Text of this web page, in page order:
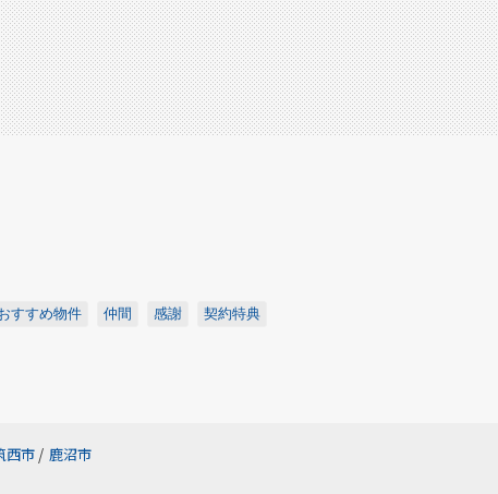
すすめ物件 仲間 感謝 契約特典
西市 / 鹿沼市